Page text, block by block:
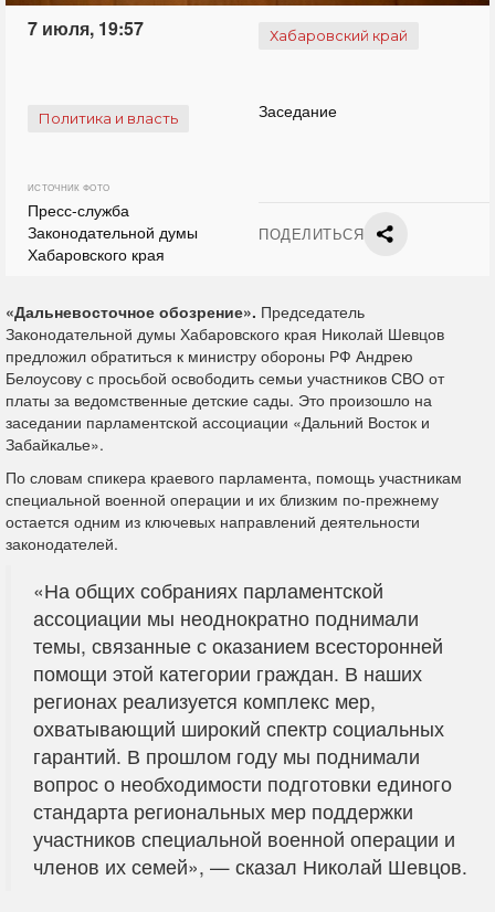
7 июля, 19:57 Хабаровский край
Политика и власть Заседание
ИСТОЧНИК ФОТО
Пресс-служба
Законодательной думы
Хабаровского края
ПОДЕЛИТЬСЯ
«Дальневосточное обозрение». Председатель
Законодательной думы Хабаровского края Николай Шевцов
предложил обратиться к министру обороны РФ Андрею
Белоусову с просьбой освободить семьи участников СВО от
платы за ведомственные детские сады. Это произошло на
заседании парламентской ассоциации «Дальний Восток и
Забайкалье».
По словам спикера краевого парламента, помощь участникам
специальной военной операции и их близким по‑прежнему
остается одним из ключевых направлений деятельности
законодателей.
«На общих собраниях парламентской
ассоциации мы неоднократно поднимали
темы, связанные с оказанием всесторонней
помощи этой категории граждан. В наших
регионах реализуется комплекс мер,
охватывающий широкий спектр социальных
гарантий. В прошлом году мы поднимали
вопрос о необходимости подготовки единого
стандарта региональных мер поддержки
участников специальной военной операции и
членов их семей», — сказал Николай Шевцов.